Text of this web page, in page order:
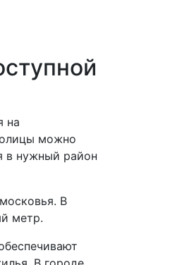
на
можно
в нужный район
В
метр.